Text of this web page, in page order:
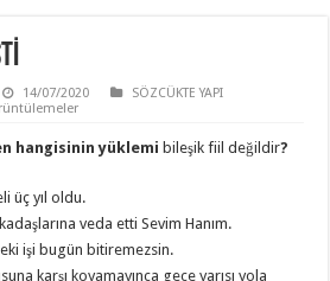
14/07/2020
SÖZCÜKTE YAPI
hangisinin yüklemi bileşik fiil değildir?
üç yıl oldu.
veda etti Sevim Hanım.
işi bugün bitiremezsin.
karşı koyamayınca gece yarısı yola